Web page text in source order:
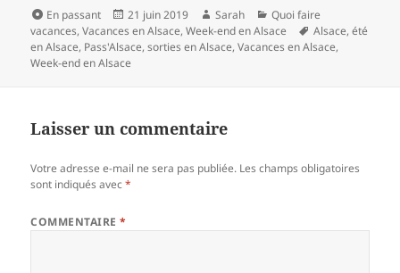
Format
En passant
Publié
le
21 juin 2019 Auteur
Sarah Catégories
Quoi faire
vacances,Vacances en Alsace,Week-end en Alsace
Mots-
clés
Alsace,été
en Alsace, Pass'Alsace,sorties en Alsace,Vacances en Alsace,
Week-end en Alsace
Laisser un commentaire
Votre adresse e-mail ne sera pas publiée. Les champs obligatoires
sont indiqués avec*
COMMENTAIRE*